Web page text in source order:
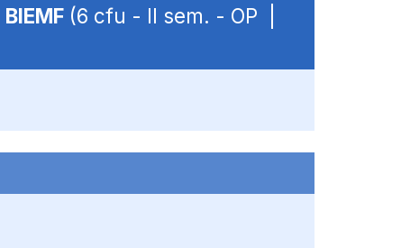
BIEMF (6 cfu - II sem. - OP |